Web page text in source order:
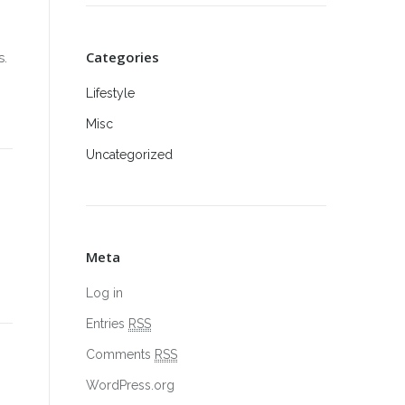
Categories
Lifestyle
Misc
Uncategorized
Meta
Log in
Entries RSS
Comments RSS
WordPress.org